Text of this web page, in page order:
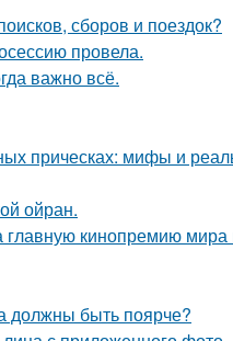
сборов и поездок?
провела.
важно всё.
прическах: мифы и
ойран.
кинопремию мира
должны быть поярче?